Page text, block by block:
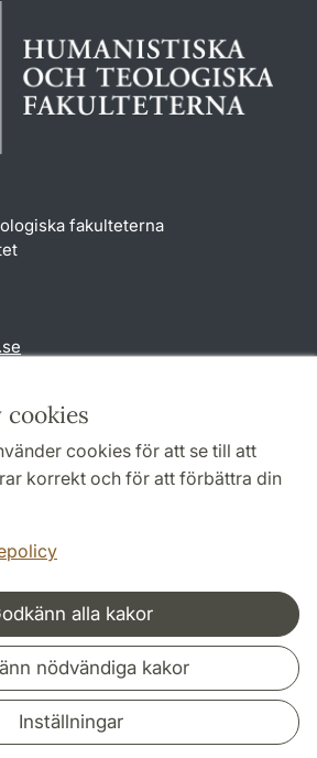
cookies för att se till att
korrekt och för att förbättra din
alla kakor
nödvändiga kakor
Inställningar
fakulteterna
.se
cookies
och nätverk